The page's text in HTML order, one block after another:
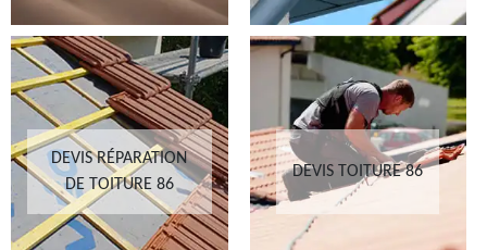
DEVIS RÉPARATION
DE TOITURE 86
DEVIS TOITURE 86